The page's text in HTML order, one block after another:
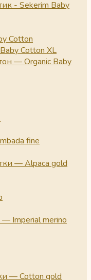
- Sekerim Baby
Cotton
Cotton XL
— Organic Baby
fine
— Alpaca gold
Imperial merino
— Cotton gold